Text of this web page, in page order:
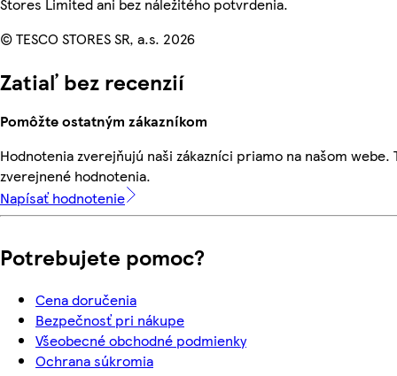
© TESCO STORES SR, a.s. 2026
Zatiaľ bez recenzií
Pomôžte ostatným zákazníkom
Hodnotenia zverejňujú naši zákazníci priamo na našom webe.
zverejnené hodnotenia.
Napísať hodnotenie
Potrebujete pomoc?
Cena doručenia
Bezpečnosť pri nákupe
Všeobecné obchodné podmienky
Ochrana súkromia